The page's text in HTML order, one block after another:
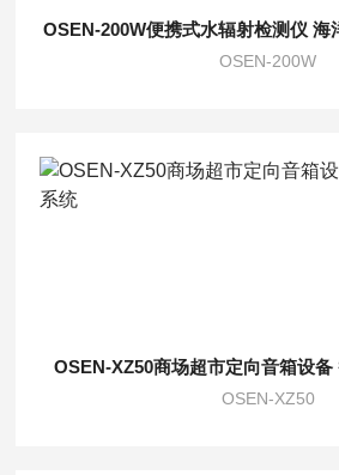
OSEN-200W便携式水辐射检测仪 海
OSEN-200W
OSEN-XZ50商场超市定向音箱设
OSEN-XZ50